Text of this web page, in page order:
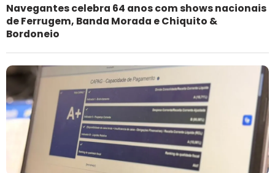
Navegantes celebra 64 anos com shows nacionais
de Ferrugem, Banda Morada e Chiquito &
Bordoneio